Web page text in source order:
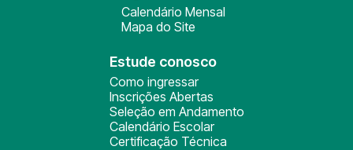
Calendário Mensal
Mapa do Site
Estude conosco
Como ingressar
Inscrições Abertas
Seleção em Andamento
Calendário Escolar
Certificação Técnica